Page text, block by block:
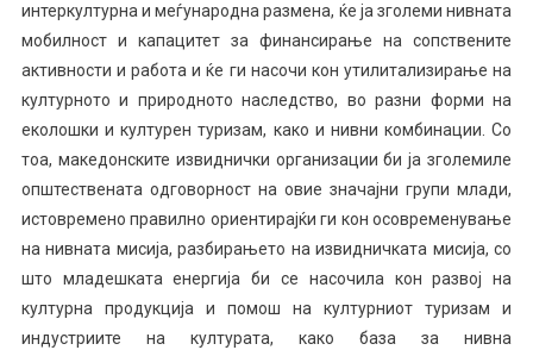
интеркултурна и меѓународна размена, ќе ја зголеми нивната
мобилност и капацитет за финансирање на сопствените
активности и работа и ќе ги насочи кон утилитализирање на
културното и природното наследство, во разни форми на
еколошки и културен туризам, како и нивни комбинации. Со
тоа, македонските извиднички организации би ја зголемиле
општествената одговорност на овие значајни групи млади,
истовремено правилно ориентирајќи ги кон осовременување
на нивната мисија, разбирањето на извидничката мисија, со
што младешката енергија би се насочила кон развој на
културна продукција и помош на културниот туризам и
индустриите на културата, како база за нивна